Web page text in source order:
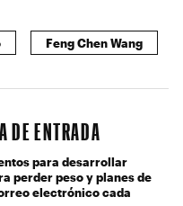
Feng Chen Wang
DE ENTRADA
para desarrollar
perder peso y planes de
electrónico cada